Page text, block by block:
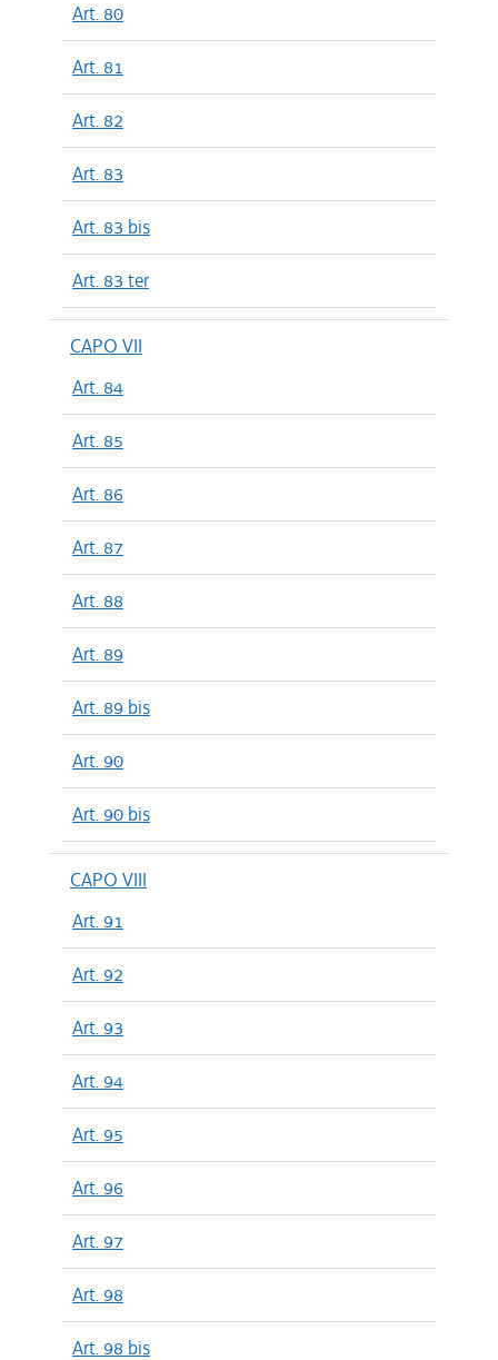
Art. 80
Art. 81
Art. 82
Art. 83
Art. 83 bis
Art. 83 ter
CAPO VII
Art. 84
Art. 85
Art. 86
Art. 87
Art. 88
Art. 89
Art. 89 bis
Art. 90
Art. 90 bis
CAPO VIII
Art. 91
Art. 92
Art. 93
Art. 94
Art. 95
Art. 96
Art. 97
Art. 98
Art. 98 bis